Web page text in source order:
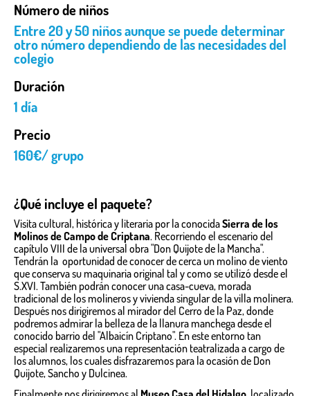
Número de niños
Entre 20 y 50 niños aunque se puede determinar
otro número dependiendo de las necesidades del
colegio
Duración
1 día
Precio
160€/ grupo
¿Qué incluye el paquete?
Visita cultural, histórica y literaria por la conocidaSierra de los
Molinos de Campo de Criptana. Recorriendo el escenario del
capítulo VIII de la universal obra "Don Quijote de la Mancha".
Tendrán la oportunidad de conocer de cerca un molino de viento
que conserva su maquinaria original tal y como se utilizó desde el
S.XVI. También podrán conocer una casa-cueva, morada
tradicional de los molineros y vivienda singular de la villa molinera.
Después nos dirigiremos al mirador del Cerro de la Paz, donde
podremos admirar la belleza de la llanura manchega desde el
conocido barrio del "Albaicín Criptano". En este entorno tan
especial realizaremos una representación teatralizada a cargo de
los alumnos, los cuales disfrazaremos para la ocasión de Don
Quijote, Sancho y Dulcinea.